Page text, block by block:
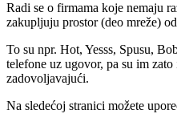
Radi se o firmama koje nemaju
zakupljuju prostor (deo mreže)
To su npr. Hot, Yesss, Spusu,
telefone uz ugovor, pa su im
zadovoljavajući.
Na sledećoj stranici možete